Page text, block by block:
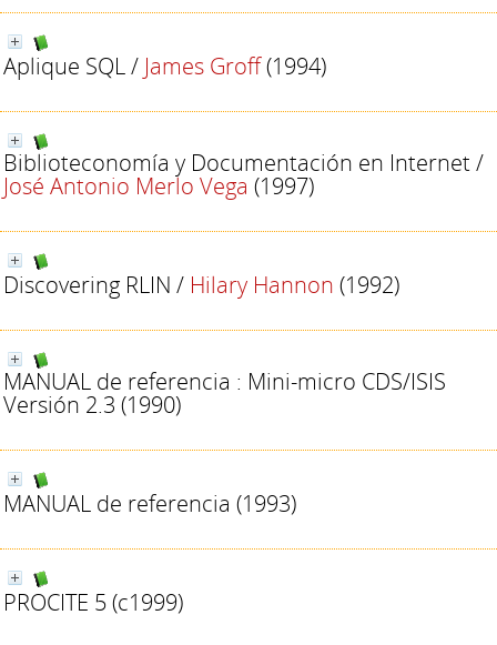
Aplique SQL/ James Groff(1994)
Biblioteconomía y Documentación en Internet/
José Antonio Merlo Vega (1997)
Discovering RLIN / Hilary Hannon (1992)
MANUAL de referencia : Mini-micro CDS/ISIS
Versión 2.3 (1990)
MANUAL de referencia (1993)
PROCITE 5(c1999)